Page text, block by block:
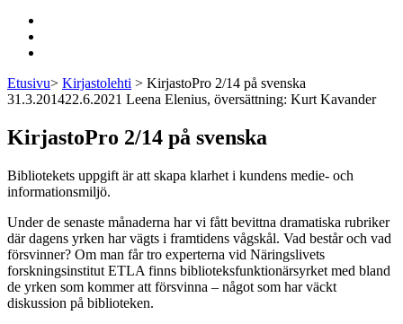
Etusivu> Kirjastolehti > KirjastoPro 2/14 på svenska
31.3.201422.6.2021 Leena Elenius, översättning: Kurt Kavander
KirjastoPro 2/14 på svenska
Bibliotekets uppgift är att skapa klarhet i kundens medie- och
informationsmiljö.
Under de senaste månaderna har vi fått bevittna dramatiska rubriker
där dagens yrken har vägts i framtidens vågskål. Vad består och vad
försvinner? Om man får tro experterna vid Näringslivets
forskningsinstitut ETLA finns biblioteksfunktionärsyrket med bland
de yrken som kommer att försvinna – något som har väckt
diskussion på biblioteken.